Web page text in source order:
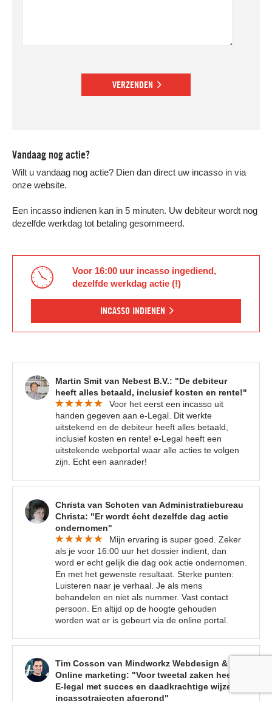
VERZENDEN
Vandaag nog actie?
Wilt u vandaag nog actie? Dien dan direct uw incasso in via
onze website.
Een incasso indienen kan in 5 minuten. Uw debiteur wordt nog
dezelfde werkdag tot betaling gesommeerd.
Voor 16:00 uur incasso ingediend,
dezelfde werkdag actie (!)
INCASSO INDIENEN
Martin Smit van Nebest B.V.: "De debiteur
heeft alles betaald, inclusief kosten en rente!"
Voor het eerst een incasso uit
handen gegeven aan e-Legal. Dit werkte
uitstekend en de debiteur heeft alles betaald,
inclusief kosten en rente! e-Legal heeft een
uitstekende webportal waar alle acties te volgen
zijn. Echt een aanrader!
Christa van Schoten van Administratiebureau
Christa: "Er wordt écht dezelfde dag actie
ondernomen"
Mijn ervaring is super goed. Zeker
als je voor 16:00 uur het dossier indient, dan
word er echt gelijk die dag ook actie ondernomen.
En met het gewenste resultaat. Sterke punten:
Luisteren naar je verhaal. Je als mens
behandelen en niet als nummer. Vast contact
persoon. En altijd op de hoogte gehouden
worden wat er is gebeurt via de online portal.
Tim Cosson van Mindworkz Webdesign &
Online marketing: "Voor tweetal zaken heeft
E-legal met succes en daadkrachtige wijze de
incassotrajecten afgerond"